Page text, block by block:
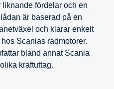
fördelar och en
är baserad på en
och klarar enkelt
Scanias radmotorer.
bland annat Scania
kraftuttag.